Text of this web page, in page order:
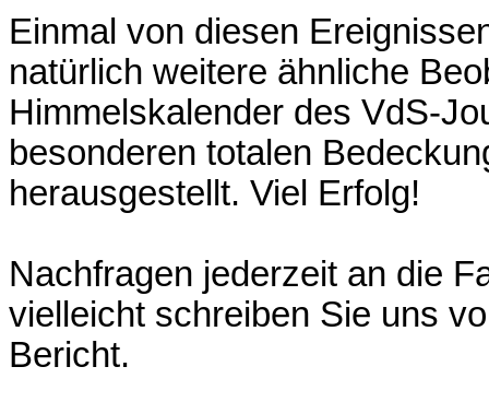
Einmal von diesen
natürlich weitere ähnliche
Himmelskalender des VdS-
besonderen totalen
herausgestellt. Viel Erfolg!
Nachfragen jederzeit an die
vielleicht schreiben Sie uns
Bericht.